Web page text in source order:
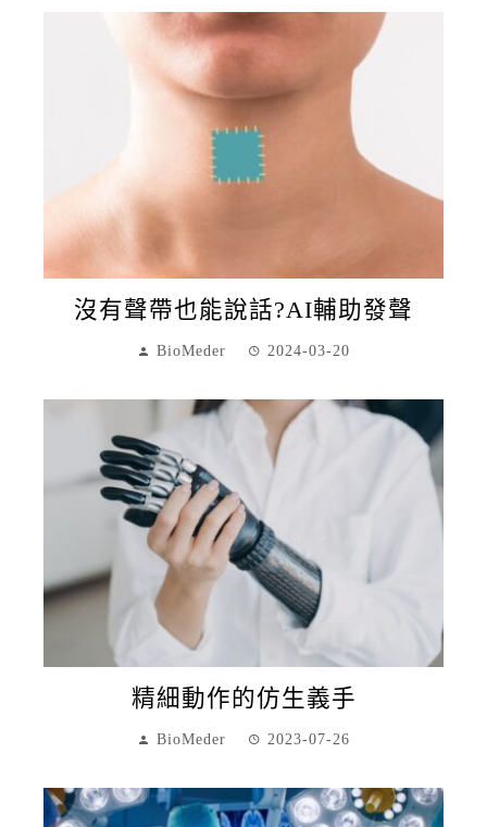
沒有聲帶也能說話?AI輔助發聲
BioMeder 2024-03-20
精細動作的仿生義手
BioMeder 2023-07-26